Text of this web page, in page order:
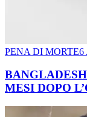
PENA DI MORTE6
MESI DOPO